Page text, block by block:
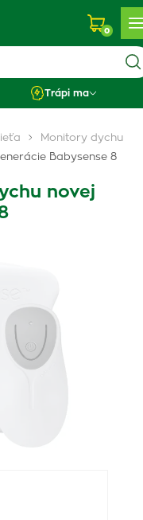
0
Trápi ma
Monitory dychu
Babysense 8
novej